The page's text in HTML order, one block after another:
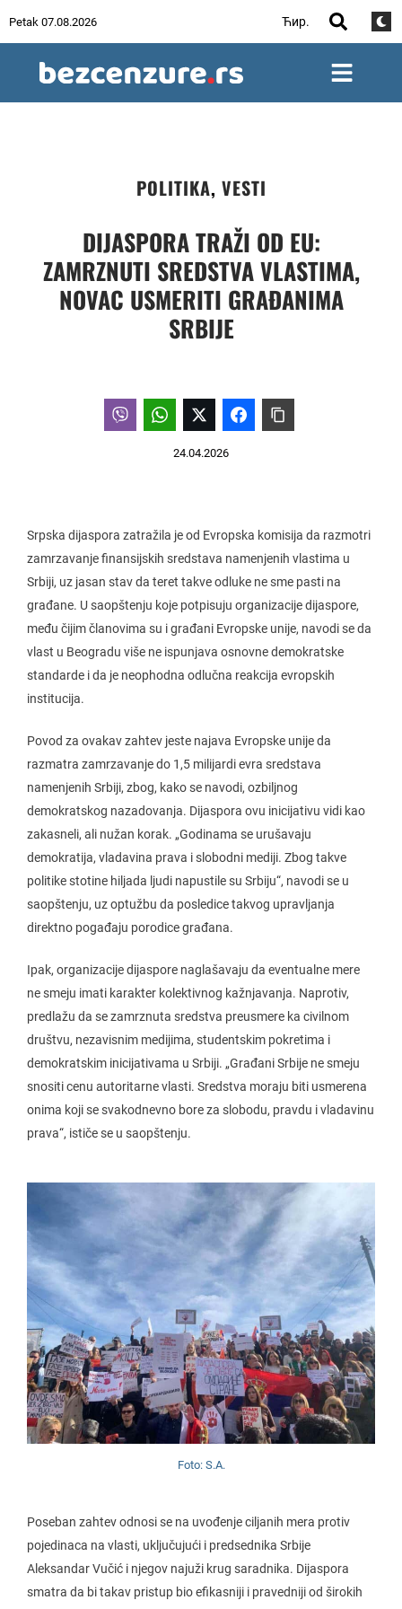
Petak 07.08.2026 Ћир.
POLITIKA, VESTI
DIJASPORA TRAŽI OD EU:
ZAMRZNUTI SREDSTVA VLASTIMA,
NOVAC USMERITI GRAĐANIMA
SRBIJE
24.04.2026
Srpska dijaspora zatražila je od Evropska komisija da razmotri
zamrzavanje finansijskih sredstava namenjenih vlastima u
Srbiji, uz jasan stav da teret takve odluke ne sme pasti na
građane. U saopštenju koje potpisuju organizacije dijaspore,
među čijim članovima su i građani Evropske unije, navodi se da
vlast u Beogradu više ne ispunjava osnovne demokratske
standarde i da je neophodna odlučna reakcija evropskih
institucija.
Povod za ovakav zahtev jeste najava Evropske unije da
razmatra zamrzavanje do 1,5 milijardi evra sredstava
namenjenih Srbiji, zbog, kako se navodi, ozbiljnog
demokratskog nazadovanja. Dijaspora ovu inicijativu vidi kao
zakasneli, ali nužan korak. „Godinama se urušavaju
demokratija, vladavina prava i slobodni mediji. Zbog takve
politike stotine hiljada ljudi napustile su Srbiju“, navodi se u
saopštenju, uz optužbu da posledice takvog upravljanja
direktno pogađaju porodice građana.
Ipak, organizacije dijaspore naglašavaju da eventualne mere
ne smeju imati karakter kolektivnog kažnjavanja. Naprotiv,
predlažu da se zamrznuta sredstva preusmere ka civilnom
društvu, nezavisnim medijima, studentskim pokretima i
demokratskim inicijativama u Srbiji. „Građani Srbije ne smeju
snositi cenu autoritarne vlasti. Sredstva moraju biti usmerena
onima koji se svakodnevno bore za slobodu, pravdu i vladavinu
prava“, ističe se u saopštenju.
Foto: S.A.
Poseban zahtev odnosi se na uvođenje ciljanih mera protiv
pojedinaca na vlasti, uključujući i predsednika Srbije
Aleksandar Vučić i njegov najuži krug saradnika. Dijaspora
smatra da bi takav pristup bio efikasniji i pravedniji od širokih